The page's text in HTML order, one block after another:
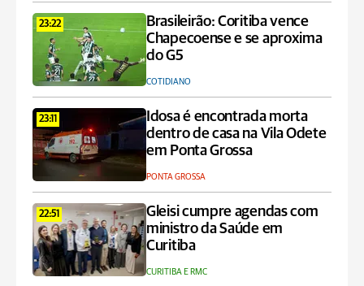
23:22
Brasileirão: Coritiba vence
Chapecoense e se aproxima
do G5
COTIDIANO
23:11
Idosa é encontrada morta
dentro de casa na Vila Odete
em Ponta Grossa
PONTA GROSSA
22:51
Gleisi cumpre agendas com
ministro da Saúde em
Curitiba
CURITIBA E RMC